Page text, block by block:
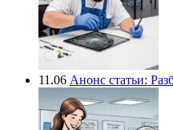
11.06 Анонс статьи: